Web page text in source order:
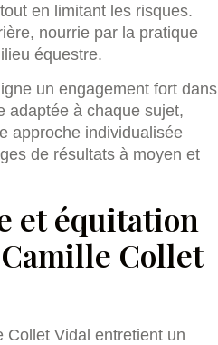
en limitant les risques.
nourrie par la pratique
équestre.
un engagement fort dans
adaptée à chaque sujet,
approche individualisée
de résultats à moyen et
et équitation
Collet
Collet Vidal entretient un